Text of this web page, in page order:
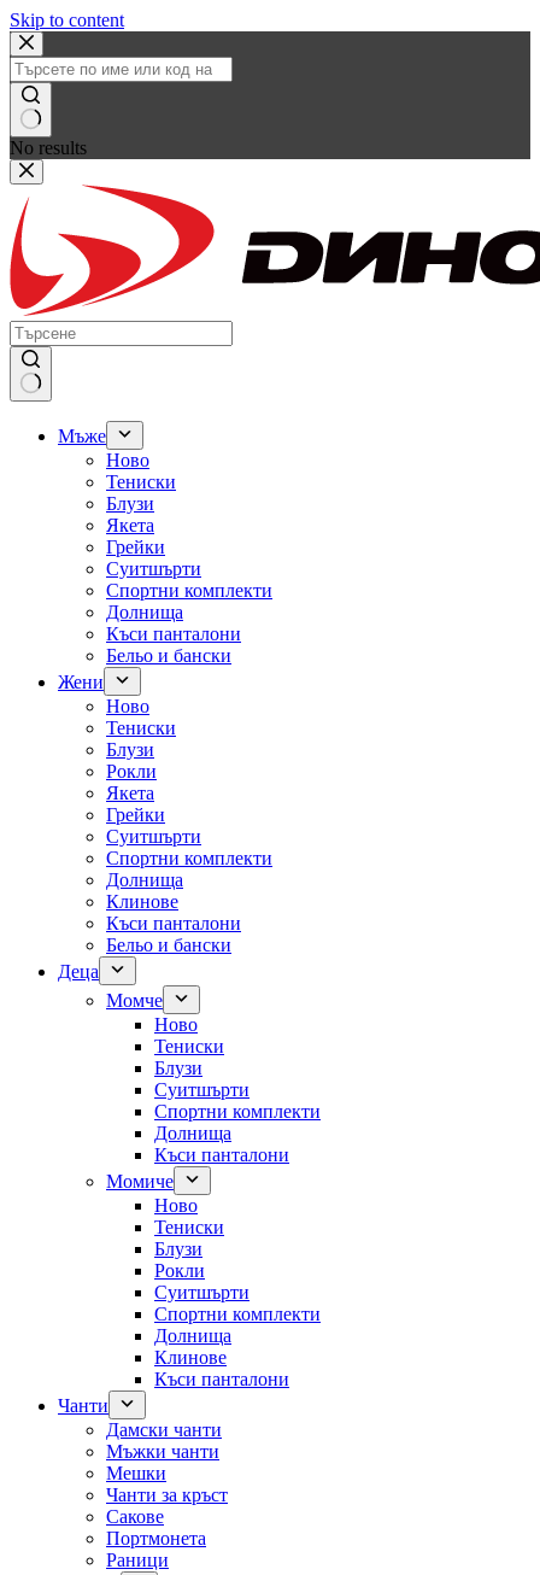
Skip to content
No results
Мъже
Ново
Тениски
Блузи
Якета
Грейки
Суитшърти
Спортни комплекти
Долнища
Къси панталони
Бельо и бански
Жени
Ново
Тениски
Блузи
Рокли
Якета
Грейки
Суитшърти
Спортни комплекти
Долнища
Клинове
Къси панталони
Бельо и бански
Деца
Момче
Ново
Тениски
Блузи
Суитшърти
Спортни комплекти
Долнища
Къси панталони
Момиче
Ново
Тениски
Блузи
Рокли
Суитшърти
Спортни комплекти
Долнища
Клинове
Къси панталони
Чанти
Дамски чанти
Мъжки чанти
Мешки
Чанти за кръст
Сакове
Портмонета
Раници